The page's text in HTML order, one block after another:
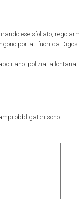
sfollato,
portati fuori da
obbligatori sono